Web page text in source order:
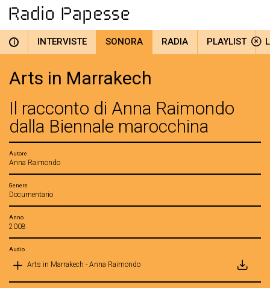
i INTERVISTE SONORA RADIA PLAYLIST
Arts in Marrakech
Il racconto di Anna Raimondo
dalla Biennale marocchina
Autore
Anna Raimondo
Genere
Documentario
Anno
2008
Audio
Arts in Marrakech - Anna Raimondo